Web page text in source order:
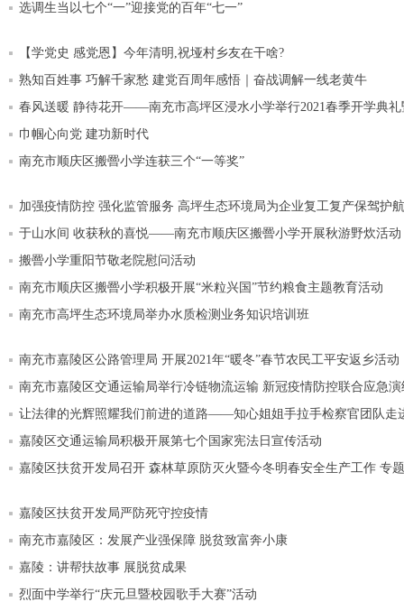
选调生当以七个“一”迎接党的百年“七一”
【学党史 感党恩】今年清明,祝垭村乡友在干啥?
熟知百姓事 巧解千家愁 建党百周年感悟｜奋战调解一线老黄牛
春风送暖 静待花开——南充市高坪区浸水小学举行2021春季开学典礼
巾帼心向党 建功新时代
南充市顺庆区搬罾小学连获三个“一等奖”
加强疫情防控 强化监管服务 高坪生态环境局为企业复工复产保驾护航
于山水间 收获秋的喜悦——南充市顺庆区搬罾小学开展秋游野炊活动
搬罾小学重阳节敬老院慰问活动
南充市顺庆区搬罾小学积极开展“米粒兴国”节约粮食主题教育活动
南充市高坪生态环境局举办水质检测业务知识培训班
南充市嘉陵区公路管理局 开展2021年“暖冬”春节农民工平安返乡活动
南充市嘉陵区交通运输局举行冷链物流运输 新冠疫情防控联合应急演
让法律的光辉照耀我们前进的道路——知心姐姐手拉手检察官团队走
嘉陵区交通运输局积极开展第七个国家宪法日宣传活动
嘉陵区扶贫开发局召开 森林草原防灭火暨今冬明春安全生产工作 专
嘉陵区扶贫开发局严防死守控疫情
南充市嘉陵区：发展产业强保障 脱贫致富奔小康
嘉陵：讲帮扶故事 展脱贫成果
烈面中学举行“庆元旦暨校园歌手大赛”活动